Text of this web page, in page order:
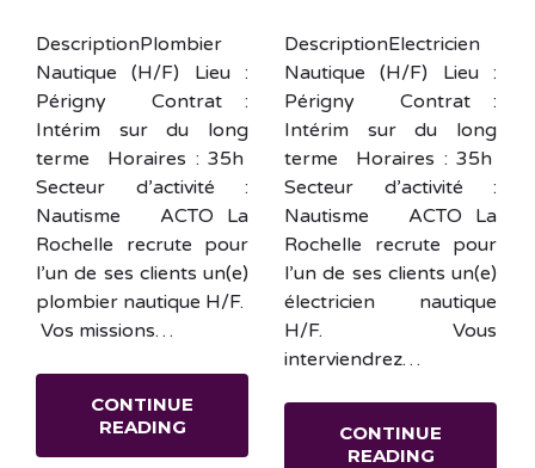
DescriptionPlombier
Nautique (H/F) Lieu :
Périgny Contrat :
Intérim sur du long
terme Horaires : 35h
Secteur d’activité :
Nautisme ACTO La
Rochelle recrute pour
l’un de ses clients un(e)
plombier nautique H/F.
Vos missions…
CONTINUE
READING
DescriptionElectricien
Nautique (H/F) Lieu :
Périgny Contrat :
Intérim sur du long
terme Horaires : 35h
Secteur d’activité :
Nautisme ACTO La
Rochelle recrute pour
l’un de ses clients un(e)
électricien nautique
H/F. Vous
interviendrez…
CONTINUE
READING